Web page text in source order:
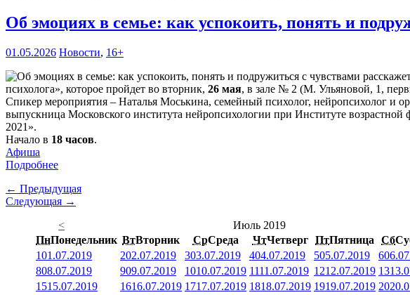
Об эмоциях в семье: как успокоить, понять и
01.05.2026 Новости, 16+
психолога», которое пройдет во вторник, 26 мая, в зале № 2 (М. Ульяновой, 1,
Спикер мероприятия – Наталья Моськина, семейный психолог, нейропсихолог и
выпускница Московского института нейропсихологии при Институте
2021».
Начало в 18 часов.
Афиша
Подробнее
← Предыдущая
Следующая →
<
Июль 2019
ПнПонедельник ВтВторник СрСреда ЧтЧетверг ПтПятница Сб
101.07.2019 202.07.2019 303.07.2019 404.07.2019 505.07.2019 6
808.07.2019 909.07.2019 1010.07.2019 1111.07.2019 1212.07.2019 13
1515.07.2019 1616.07.2019 1717.07.2019 1818.07.2019 1919.07.2019 20